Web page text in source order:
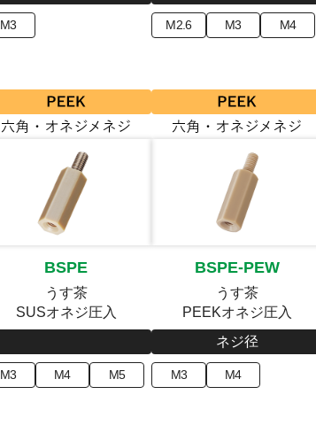
M3 M2.6 M3 M4
BSPE
うす茶
SUSオネジ圧入
M3 M4 M5
BSPE-PEW
うす茶
PEEKオネジ圧入
ネジ径
M3 M4